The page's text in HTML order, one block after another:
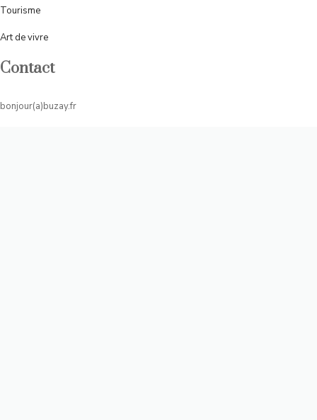
Tourisme
Art de vivre
Contact
bonjour(a)buzay.fr